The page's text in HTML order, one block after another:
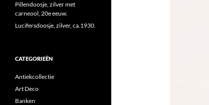
Pillendoosje, zilver met
carneool, 20e eeuw.
Lucifersdoosje, zilver, ca.1930.
CATEGORIEËN
Antiekcollectie
Art Deco
Banken